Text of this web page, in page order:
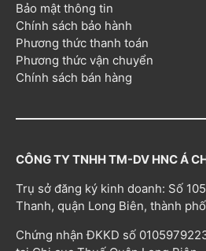
Bảo mật thông tin
Chính sách bảo hành
Phương thức thanh toán
Phương thức vận chuyển
Chính sách bán hàng
CÔNG TY TNHH TM-DV HNC Á
Trụ sở đăng ký kinh doanh: Số
Thanh, quận Long Biên, thành
Chứng nhận ĐKKD số